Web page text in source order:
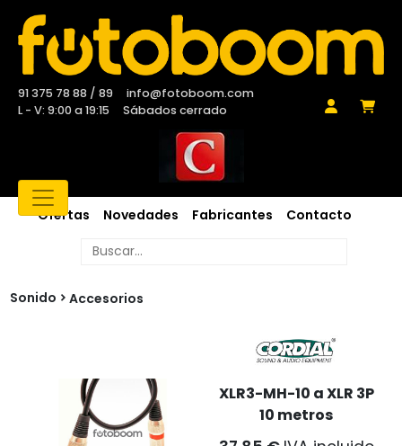
91 375 78 88 / 89
info@fotoboom.com
L - V: 9:00 a 19:15
Sábados cerrado
Ofertas Novedades Fabricantes Contacto
Sonido Accesorios
XLR3-MH-10 a XLR 3P
10 metros